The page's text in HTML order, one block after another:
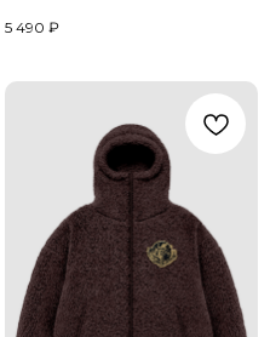
5 490 ₽